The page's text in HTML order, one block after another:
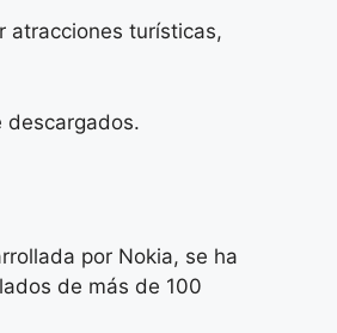
atracciones turísticas,
descargados.
por Nokia, se ha
de más de 100